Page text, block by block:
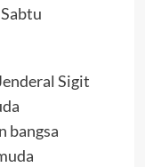
Sigit
bangsa